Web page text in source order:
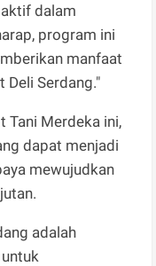
dalam
program ini
manfaat
Deli Serdang."
Tani Merdeka ini,
dapat menjadi
mewujudkan
adalah